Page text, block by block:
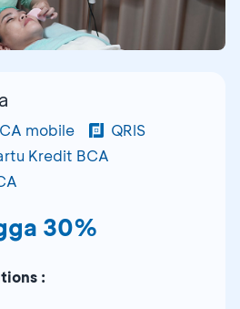
mobile
QRIS
Kredit BCA
30%
: